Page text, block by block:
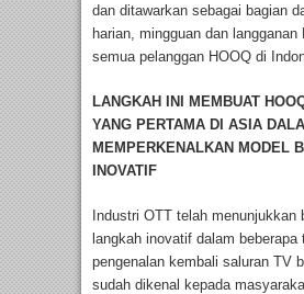
dan ditawarkan sebagai bagian
harian, mingguan dan langganan
semua pelanggan HOOQ di
LANGKAH INI MEMBUAT
YANG PERTAMA DI ASIA
MEMPERKENALKAN MODEL
INOVATIF
Industri OTT telah menunjukkan
langkah inovatif dalam beberapa
pengenalan kembali saluran TV
sudah dikenal kepada